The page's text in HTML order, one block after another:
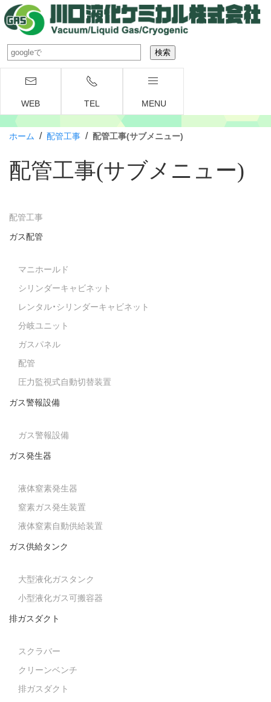
WEB TEL MENU
ホーム / 配管工事 / 配管工事(サブメニュー)
配管工事(サブメニュー)
配管工事
ガス配管
マニホールド
シリンダーキャビネット
レンタル・シリンダーキャビネット
分岐ユニット
ガスパネル
配管
圧力監視式自動切替装置
ガス警報設備
ガス警報設備
ガス発生器
液体窒素発生器
窒素ガス発生装置
液体窒素自動供給装置
ガス供給タンク
大型液化ガスタンク
小型液化ガス可搬容器
排ガスダクト
スクラバー
クリーンベンチ
排ガスダクト